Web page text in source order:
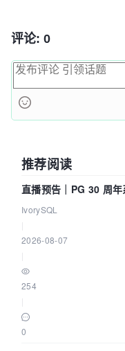
评论: 0
推荐阅读
直播预告｜PG 30 周
核——我们改得动吗？
IvorySQL
2026-08-07
254
0